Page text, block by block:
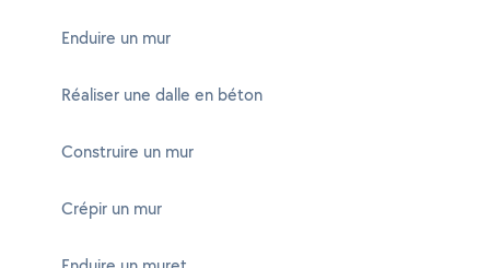
Enduire un mur
Réaliser une dalle en béton
Construire un mur
Crépir un mur